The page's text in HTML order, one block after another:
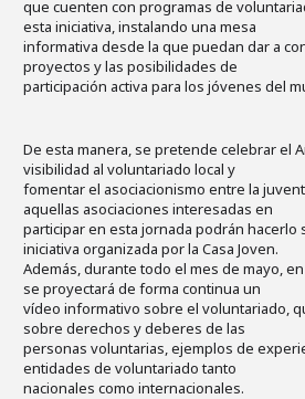
que cuenten con programas de
esta iniciativa, instalando una mesa
informativa desde la que puedan dar a
proyectos y las posibilidades de
participación activa para los jóvenes del
De esta manera, se pretende celebrar el
visibilidad al voluntariado local y
fomentar el asociacionismo entre la
aquellas asociaciones interesadas en
participar en esta jornada podrán hacerlo
iniciativa organizada por la Casa Joven.
Además, durante todo el mes de mayo, en
se proyectará de forma continua un
vídeo informativo sobre el voluntariado,
sobre derechos y deberes de las
personas voluntarias, ejemplos de
entidades de voluntariado tanto
nacionales como internacionales.